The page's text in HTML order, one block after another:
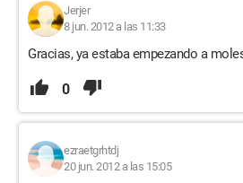
Jerjer
8 jun. 2012 a las 11:33
Gracias, ya estaba empezando a
0
ezraetgrhtdj
20 jun. 2012 a las 15:05